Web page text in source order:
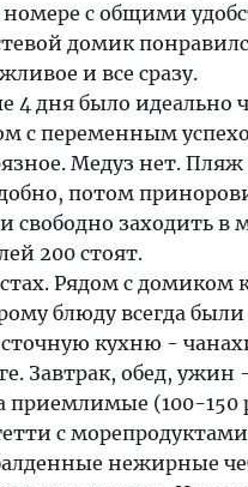
с общими
домик
и все сразу.
4 дня было идеально
с переменным
Медуз нет.
потом
и свободно заходить
200 стоят.
Рядом с
блюду всегда
кухню -
Завтрак, обед,
(100-150
с
нежирные